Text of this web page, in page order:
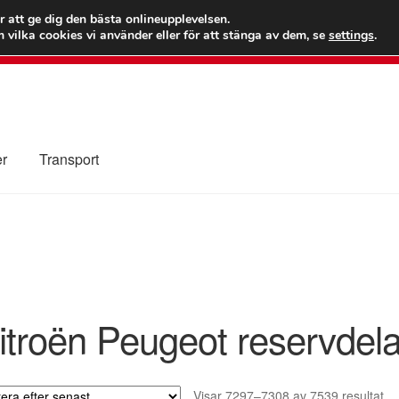
kr
Ring
Transport
Peugeot
Visar 7297–7308 av 7539 resultat
att ge dig den bästa onlineupplevelsen.
vilka cookies vi använder eller för att stänga av dem, se settings.